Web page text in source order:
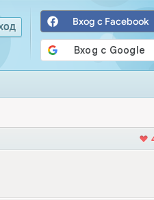
Вход с Facebook